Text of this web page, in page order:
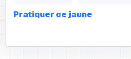
Pratiquer ce jaune